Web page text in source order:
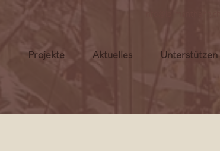
Projekte Aktuelles Unterstützen